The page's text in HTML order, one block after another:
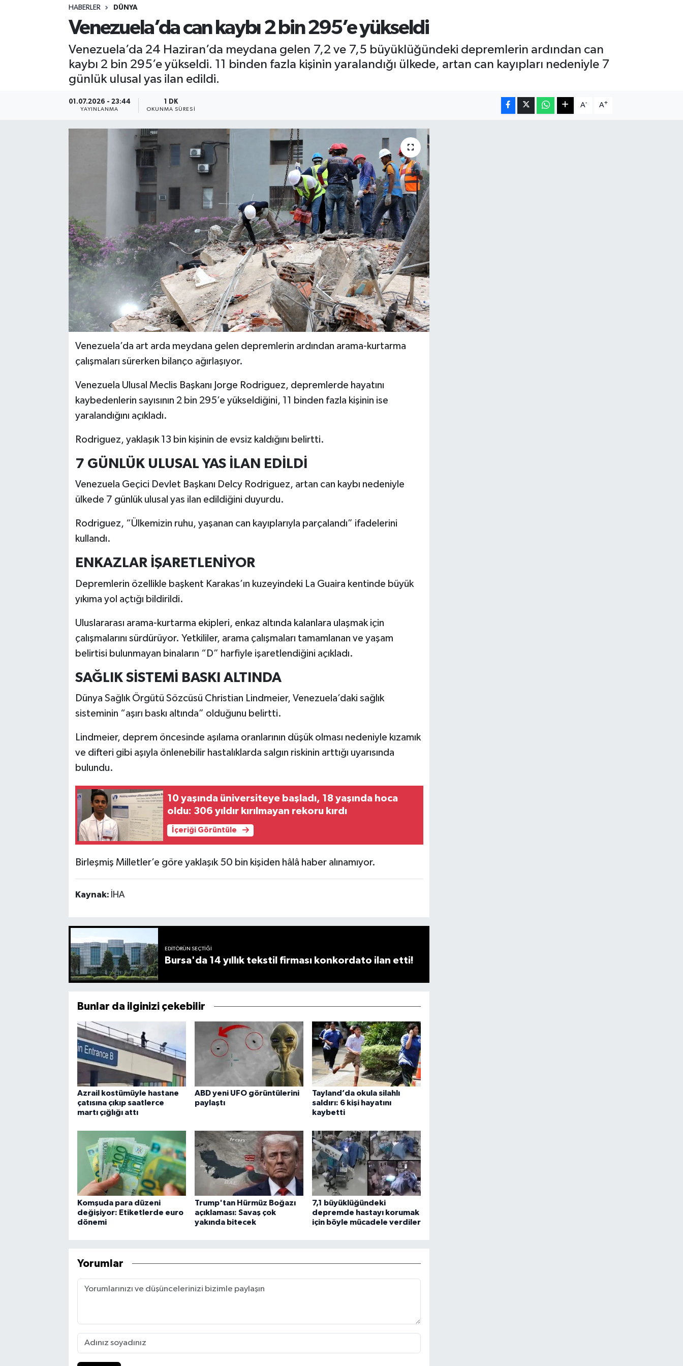
HABERLER DÜNYA
Venezuela’da can kaybı 2 bin 295’e yükseldi
Venezuela’da 24 Haziran’da meydana gelen 7,2 ve 7,5 büyüklüğündeki depremlerin ardından can
kaybı 2 bin 295’e yükseldi. 11 binden fazla kişinin yaralandığı ülkede, artan can kayıpları nedeniyle 7
günlük ulusal yas ilan edildi.
01.07.2026 - 23:44
YAYINLANMA
1 DK
OKUNMA SÜRESI
A- A+
Venezuela’da art arda meydana gelen depremlerin ardından arama-kurtarma
çalışmaları sürerken bilanço ağırlaşıyor.
Venezuela Ulusal Meclis Başkanı Jorge Rodriguez, depremlerde hayatını
kaybedenlerin sayısının 2 bin 295’e yükseldiğini, 11 binden fazla kişinin ise
yaralandığını açıkladı.
Rodriguez, yaklaşık 13 bin kişinin de evsiz kaldığını belirtti.
7 GÜNLÜK ULUSAL YAS İLAN EDİLDİ
Venezuela Geçici Devlet Başkanı Delcy Rodriguez, artan can kaybı nedeniyle
ülkede 7 günlük ulusal yas ilan edildiğini duyurdu.
Rodriguez, “Ülkemizin ruhu, yaşanan can kayıplarıyla parçalandı” ifadelerini
kullandı.
ENKAZLAR İŞARETLENİYOR
Depremlerin özellikle başkent Karakas’ın kuzeyindeki La Guaira kentinde büyük
yıkıma yol açtığı bildirildi.
Uluslararası arama-kurtarma ekipleri, enkaz altında kalanlara ulaşmak için
çalışmalarını sürdürüyor. Yetkililer, arama çalışmaları tamamlanan ve yaşam
belirtisi bulunmayan binaların “D” harfiyle işaretlendiğini açıkladı.
SAĞLIK SİSTEMİ BASKI ALTINDA
Dünya Sağlık Örgütü Sözcüsü Christian Lindmeier, Venezuela’daki sağlık
sisteminin “aşırı baskı altında” olduğunu belirtti.
Lindmeier, deprem öncesinde aşılama oranlarının düşük olması nedeniyle kızamık
ve difteri gibi aşıyla önlenebilir hastalıklarda salgın riskinin arttığı uyarısında
bulundu.
10 yaşında üniversiteye başladı, 18 yaşında hoca
oldu: 306 yıldır kırılmayan rekoru kırdı
İçeriği Görüntüle
Birleşmiş Milletler’e göre yaklaşık 50 bin kişiden hâlâ haber alınamıyor.
Kaynak: İHA
EDITÖRÜN SEÇTIĞI
Bursa'da 14 yıllık tekstil firması konkordato ilan etti!
Bunlar da ilginizi çekebilir
Azrail kostümüyle hastane
çatısına çıkıp saatlerce
martı çığlığı attı
ABD yeni UFO görüntülerini
paylaştı
Tayland’da okula silahlı
saldırı: 6 kişi hayatını
kaybetti
Komşuda para düzeni
değişiyor: Etiketlerde euro
dönemi
Trump'tan Hürmüz Boğazı
açıklaması: Savaş çok
yakında bitecek
7,1 büyüklüğündeki
depremde hastayı korumak
için böyle mücadele verdiler
Yorumlar